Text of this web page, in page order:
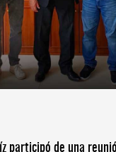
participó de una